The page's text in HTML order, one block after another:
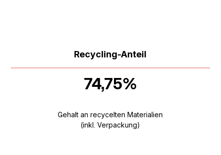
Recycling-Anteil
74,75%
Gehalt an recycelten Materialien
(inkl. Verpackung)